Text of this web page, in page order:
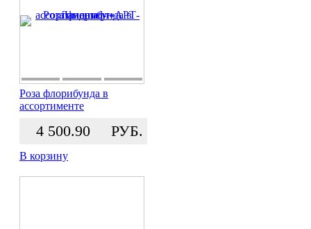
Роза флорибунда в
ассортименте
4 500.90 РУБ.
В корзину